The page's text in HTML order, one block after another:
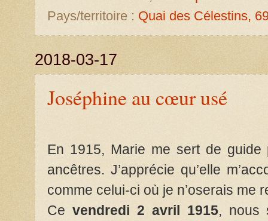
Pays/territoire : Quai des Célestins,
2018-03-17
Joséphine au cœur usé
En 1915, Marie me sert de
ancêtres. J’apprécie qu’elle
comme celui-ci où je n’oserais me
Ce vendredi 2 avril 1915, nous